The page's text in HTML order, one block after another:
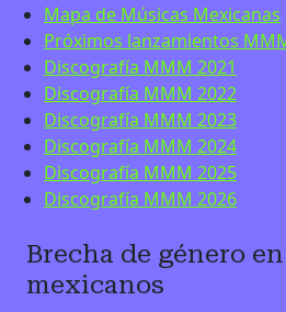
Mapa de Músicas Mexicanas
Próximos lanzamientos
Discografía MMM 2021
Discografía MMM 2022
Discografía MMM 2023
Discografía MMM 2024
Discografía MMM 2025
Discografía MMM 2026
Brecha de género
mexicanos